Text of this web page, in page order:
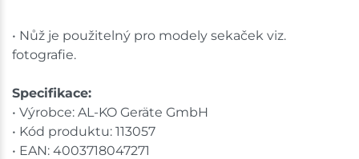
• Nůž je použitelný pro modely sekaček viz.
fotografie.
Specifikace:
• Výrobce: AL-KO Geräte GmbH
• Kód produktu: 113057
• EAN: 4003718047271